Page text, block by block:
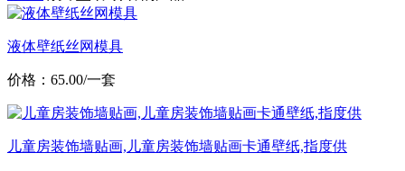
液体壁纸丝网模具
价格：65.00/一套
儿童房装饰墙贴画,儿童房装饰墙贴画卡通壁纸,指度供